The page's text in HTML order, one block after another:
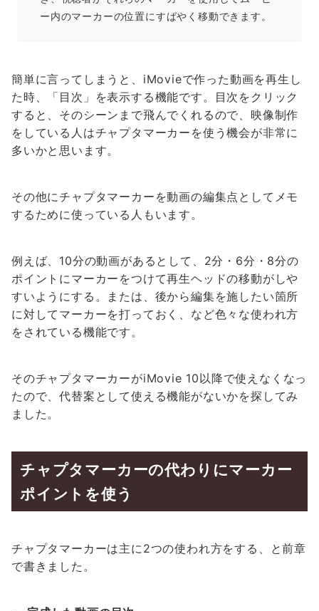
ー内のマーカーの位置にすばやく移動できます。
簡単に言ってしまうと、iMovieで作った動画を再生し
た時、「目次」を表示する機能です。目次をクリック
すると、そのシーンまで飛んでくれるので、映像制作
をしている人はチャプタマーカーを使う機会が非常に
多いかと思います。
その他にチャプタマーカーを動画の編集点としてメモ
するために使っている人もいます。
例えば、10分の動画があるとして、2分・6分・8分の
ポイントにマーカーをつけて再生ヘッドの移動がしや
すいようにする。または、後から編集を施したい箇所
に対してマーカーを打っておく、など色々な使われ方
をされている機能です。
そのチャプタマーカーがiMovie 10以降で使えなくなっ
たので、代替案として使える機能がないかを探してみ
ました。
チャプタマーカーの代わりにマーカー
ポイントを使う
チャプタマーカーは主に2つの使われ方をする、と前章
で書きました。